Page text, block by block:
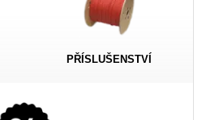
PŘÍSLUŠENSTVÍ